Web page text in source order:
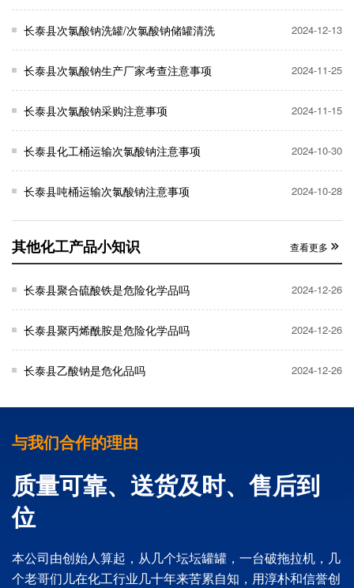
长泰县次氯酸钠洗罐/次氯酸钠储罐清洗 2024-12-13
长泰县次氯酸钠生产厂家考查注意事项 2024-11-25
长泰县次氯酸钠采购注意事项 2024-11-15
长泰县化工桶运输次氯酸钠注意事项 2024-10-30
长泰县吨桶运输次氯酸钠注意事项 2024-10-28
其他化工产品小知识 查看更多
长泰县聚合硫酸铁是危险化学品吗 2024-12-26
长泰县聚丙烯酰胺是危险化学品吗 2024-12-26
长泰县乙酸钠是危化品吗 2024-12-26
与我们合作的理由
质量可靠、送货及时、售后到
位
本公司由创始人算起，从几个坛坛罐罐，一台破拖拉机，几
个老哥们儿在化工行业几十年来苦累自知，用淳朴和信誉创